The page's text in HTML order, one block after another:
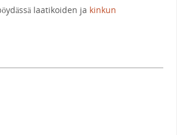
laatikoiden ja kinkun